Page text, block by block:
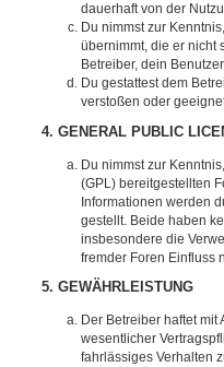
dauerhaft von der
Du nimmst zur
übernimmt, die er nicht
Betreiber, dein
Du gestattest dem
verstoßen oder
4. GENERAL PUBLIC
Du nimmst zur
(GPL) bereitgestellten
Informationen werden
gestellt. Beide haben
insbesondere die
fremder Foren Einfluss
5. GEWÄHRLEISTUNG
Der Betreiber haftet
wesentlicher
fahrlässiges Verhalten